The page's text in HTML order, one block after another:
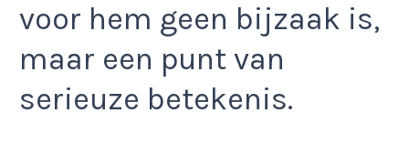
voor hem geen bijzaak is,
maar een punt van
serieuze betekenis.